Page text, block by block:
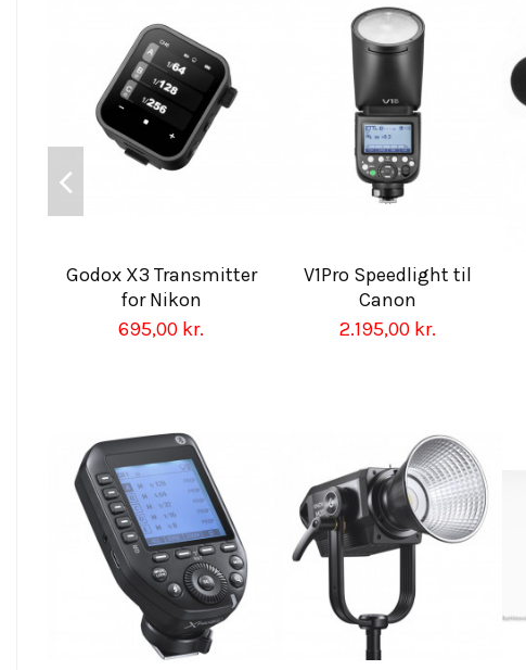
Godox X3 Transmitter
for Nikon
695,00 kr.
V1Pro Speedlight til
Canon
2.195,00 kr.